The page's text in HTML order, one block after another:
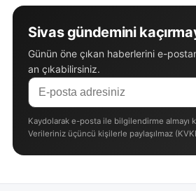
Sivas gündemini
Günün öne çıkan haberlerini e-
an çıkabilirsiniz.
Kaydolarak e-posta ile bilgilendirme almayı
Verileriniz üçüncü kişilerle paylaşılmaz